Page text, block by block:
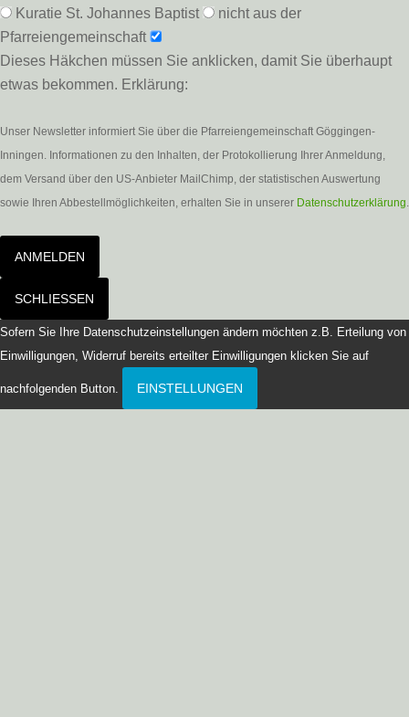
Kuratie St. Johannes Baptist
nicht aus der
Pfarreiengemeinschaft
Dieses Häkchen müssen Sie anklicken, damit Sie überhaupt
etwas bekommen. Erklärung:
Unser Newsletter informiert Sie über die Pfarreiengemeinschaft Göggingen-
Inningen. Informationen zu den Inhalten, der Protokollierung Ihrer Anmeldung,
dem Versand über den US-Anbieter MailChimp, der statistischen Auswertung
sowie Ihren Abbestellmöglichkeiten, erhalten Sie in unserer Datenschutzerklärung.
ANMELDEN
SCHLIESSEN
Sofern Sie Ihre Datenschutzeinstellungen ändern möchten z.B. Erteilung von
Einwilligungen, Widerruf bereits erteilter Einwilligungen klicken Sie auf
nachfolgenden Button. EINSTELLUNGEN